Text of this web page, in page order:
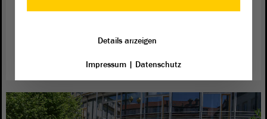
Die AfD-Fraktion möchte abgelehnte Flüchtlinge bis zur
Details anzeigen
Impressum| Datenschutz